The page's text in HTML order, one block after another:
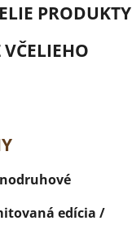
PRODUKTY
VČELIEHO
edícia /